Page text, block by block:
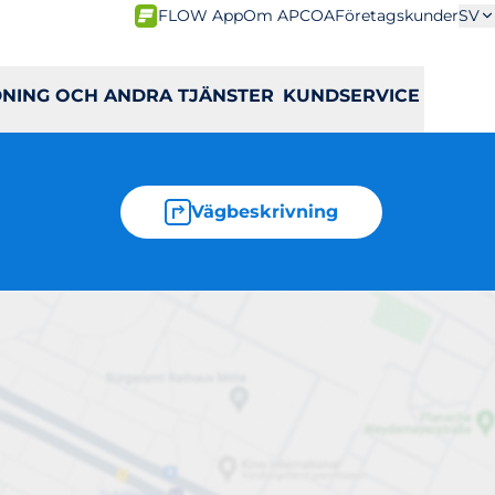
FLOW AppOm APCOAFöretagskunderSV
OCH ANDRA TJÄNSTER KUNDSERVICE
Vägbeskrivning